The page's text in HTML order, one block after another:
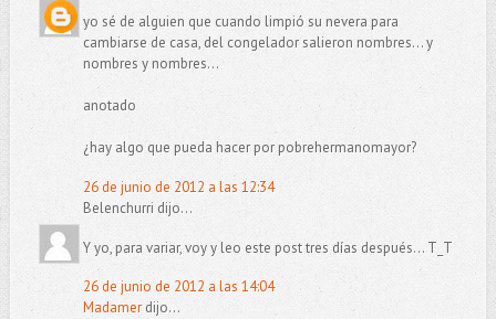
yo sé de alguien que cuando limpió su nevera para
cambiarse de casa, del congelador salieron nombres... y
nombres y nombres...
anotado
¿hay algo que pueda hacer por pobrehermanomayor?
26 de junio de 2012 a las 12:34
Belenchurri dijo...
Y yo, para variar, voy y leo este post tres días después... T_T
26 de junio de 2012 a las 14:04
Madamerdijo...